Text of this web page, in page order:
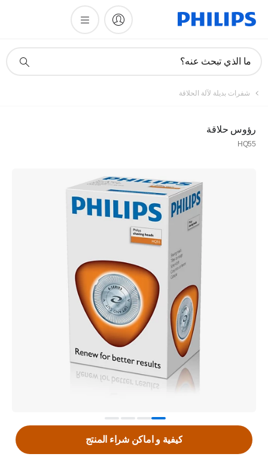
دعم
ما الذي تبحث عنه؟
شفرات بديلة لآلة الحلاقة
رؤوس حلاقة
HQ55
كيفية و اماكن شراء المنتج